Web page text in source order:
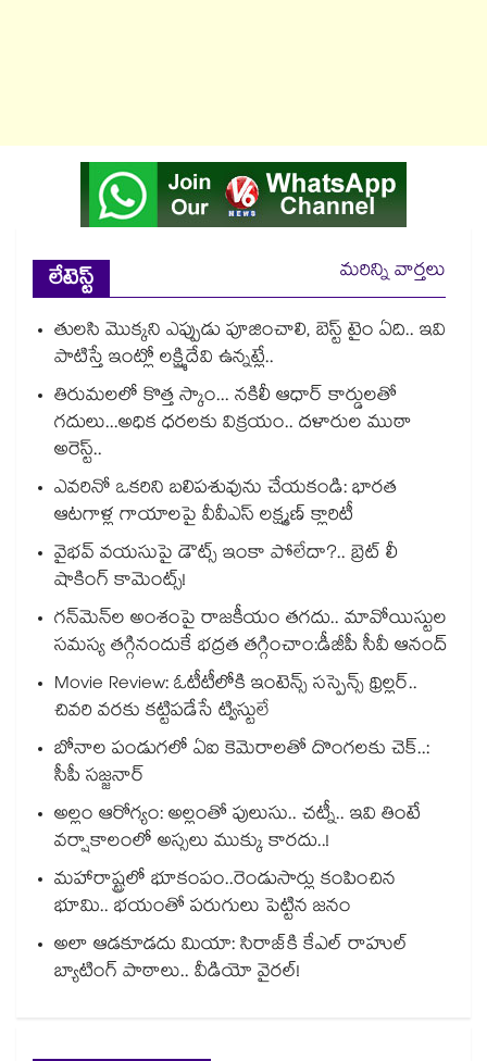
లేటెస్ట్
మరిన్ని వార్తలు
తులసి మొక్కని ఎప్పుడు పూజించాలి, బెస్ట్ టైం ఏది.. ఇవి
పాటిస్తే ఇంట్లో లక్ష్మిదేవి ఉన్నట్లే..
తిరుమలలో కొత్త స్కాం... నకిలీ ఆధార్ కార్డులతో
గదులు...అధిక ధరలకు విక్రయం.. దళారుల ముఠా
అరెస్ట్..
ఎవరినో ఒకరిని బలిపశువును చేయకండి: భారత
ఆటగాళ్ల గాయాలపై వీవీఎస్ లక్ష్మణ్ క్లారిటీ
వైభవ్ వయసుపై డౌట్స్ ఇంకా పోలేదా?.. బ్రెట్ లీ
షాకింగ్ కామెంట్స్!
గన్⁭మెన్⁭ల అంశంపై రాజకీయం తగదు.. మావోయిస్టుల
సమస్య తగ్గినందుకే భద్రత తగ్గించాం:డీజీపీ సీవీ ఆనంద్
Movie Review: ఓటీటీలోకి ఇంటెన్స్ సస్పెన్స్ థ్రిల్లర్..
చివరి వరకు కట్టిపడేసే ట్విస్టులే
బోనాల పండుగలో ఏఐ కెమెరాలతో దొంగలకు చెక్..:
సీపీ సజ్జనార్
అల్లం ఆరోగ్యం: అల్లంతో పులుసు.. చట్నీ.. ఇవి తింటే
వర్షాకాలంలో అస్సలు ముక్కు కారదు..!
మహారాష్ట్రలో భూకంపం..రెండుసార్లు కంపించిన
భూమి.. భయంతో పరుగులు పెట్టిన జనం
అలా ఆడకూడదు మియా: సిరాజ్‌కి కేఎల్ రాహుల్
బ్యాటింగ్ పాఠాలు.. వీడియో వైరల్!